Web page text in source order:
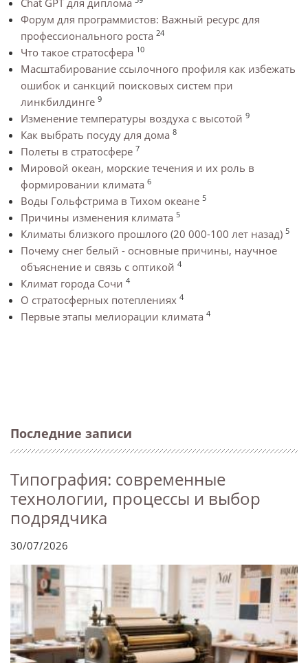
Форум для программистов: Важный ресурс для
профессионального роста 24
Что такое стратосфера 10
Масштабирование ссылочного профиля как избежать
ошибок и санкций поисковых систем при
линкбилдинге 9
Изменение температуры воздуха с высотой 9
Как выбрать посуду для дома 8
Полеты в стратосфере 7
Мировой океан, морские течения и их роль в
формировании климата 6
Воды Гольфстрима в Тихом океане 5
Причины изменения климата 5
Климаты близкого прошлого (20 000-100 лет назад) 5
Почему снег белый - основные причины, научное
объяснение и связь с оптикой 4
Климат города Сочи 4
О стратосферных потеплениях 4
Первые этапы мелиорации климата 4
Последние записи
Типография: современные
технологии, процессы и выбор
подрядчика
30/07/2026